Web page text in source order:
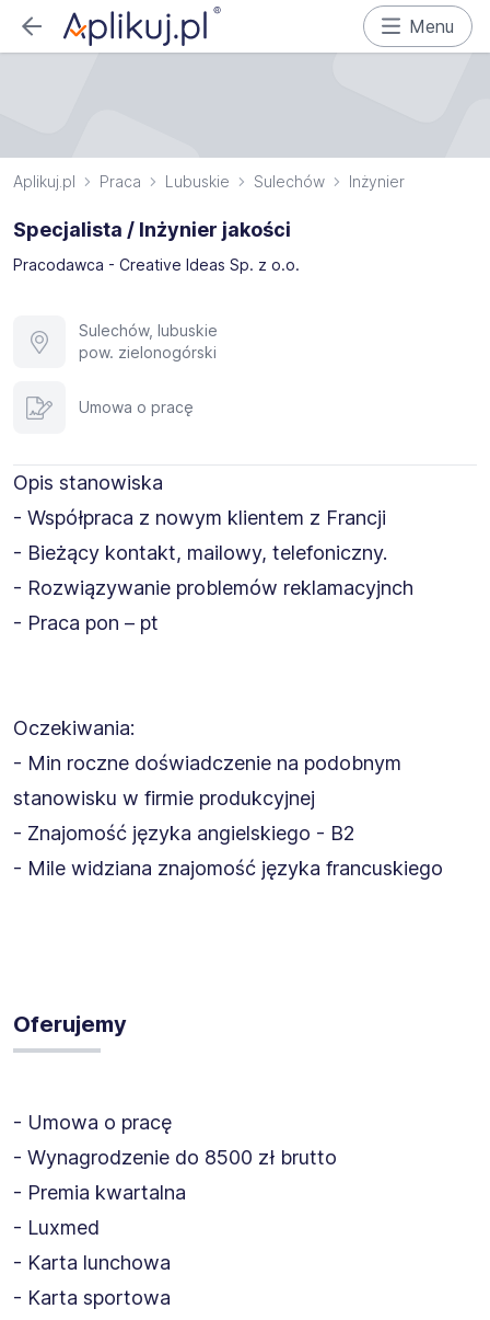
Menu
Aplikuj.pl Praca Lubuskie Sulechów Inżynier
Specjalista / Inżynier jakości
Pracodawca - Creative Ideas Sp. z o.o.
Sulechów, lubuskie
pow. zielonogórski
Umowa o pracę
Opis stanowiska
- Współpraca z nowym klientem z Francji
- Bieżący kontakt, mailowy, telefoniczny.
- Rozwiązywanie problemów reklamacyjnch
- Praca pon – pt
Oczekiwania:
- Min roczne doświadczenie na podobnym
stanowisku w firmie produkcyjnej
- Znajomość języka angielskiego - B2
- Mile widziana znajomość języka francuskiego
Oferujemy
- Umowa o pracę
- Wynagrodzenie do 8500 zł brutto
- Premia kwartalna
- Luxmed
- Karta lunchowa
- Karta sportowa